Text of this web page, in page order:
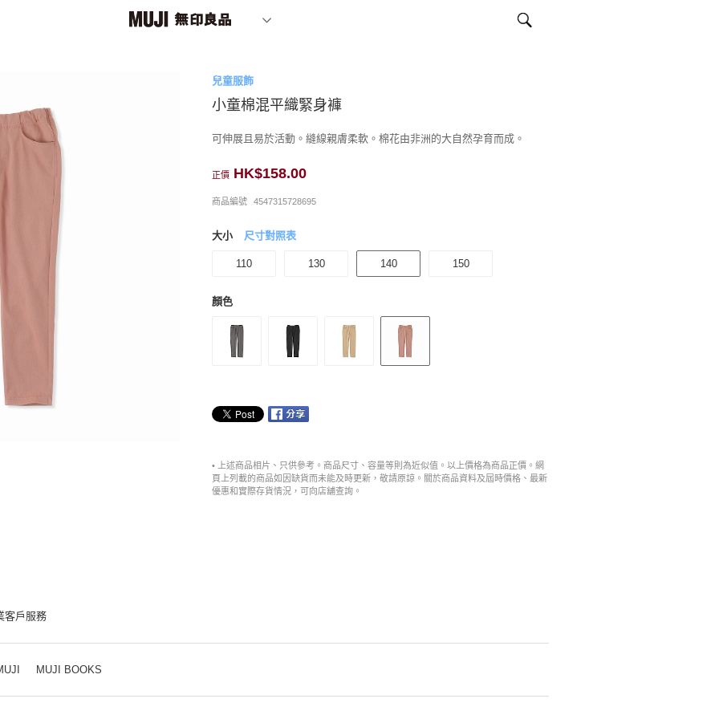
兒童服飾
小童棉混平織緊身褲
可伸展且易於活動。縫線親膚柔軟。棉花由非洲的大自然孕育而成。
正價 HK$158.00
商品編號 4547315728695
大小 尺寸對照表
110 130 140 150
顏色
• 上述商品相片、只供參考。商品尺寸、容量等則為近似值。以上價格為商品正價。網
頁上列載的商品如因缺貨而未能及時更新，敬請原諒。關於商品資料及屆時價格、最新
優惠和實際存貨情況，可向店舖查詢。
客戶服務
MUJI BOOKS